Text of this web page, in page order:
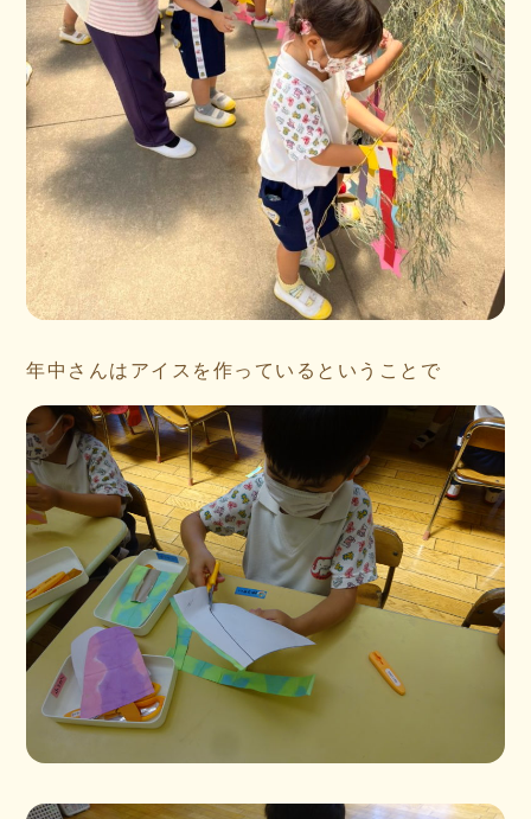
年中さんはアイスを作っているということで